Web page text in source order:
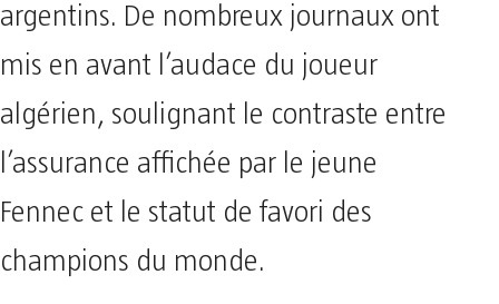
argentins. De nombreux journaux ont
mis en avant l’audace du joueur
algérien, soulignant le contraste entre
l’assurance affichée par le jeune
Fennec et le statut de favori des
champions du monde.